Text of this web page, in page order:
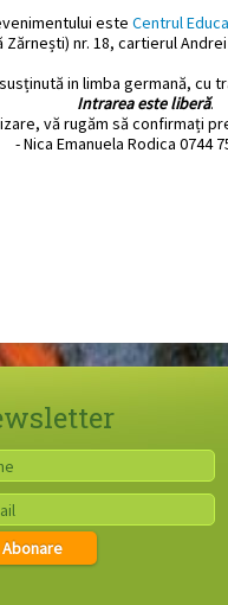
este Centrul
nr. 18, cartierul
in limba germană, cu
Intrarea este liberă.
vă rugăm să confirmați
- Nica Emanuela Rodica 0744